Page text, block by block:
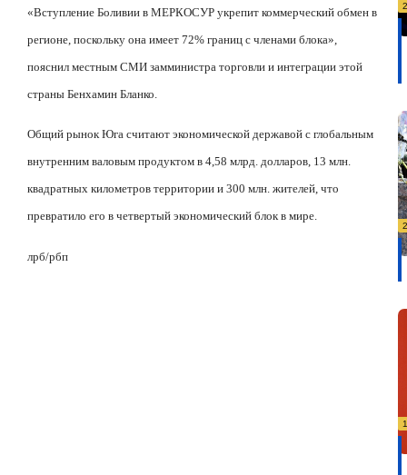
«Вступление Боливии в МЕРКОСУР укрепит коммерческий обмен в
регионе, поскольку она имеет 72% границ с членами блока»,
пояснил местным СМИ замминистра торговли и интеграции этой
страны Бенхамин Бланко.
Общий рынок Юга считают экономической державой с глобальным
внутренним валовым продуктом в 4,58 млрд. долларов, 13 млн.
квадратных километров территории и 300 млн. жителей, что
превратило его в четвертый экономический блок в мире.
лрб/рбп